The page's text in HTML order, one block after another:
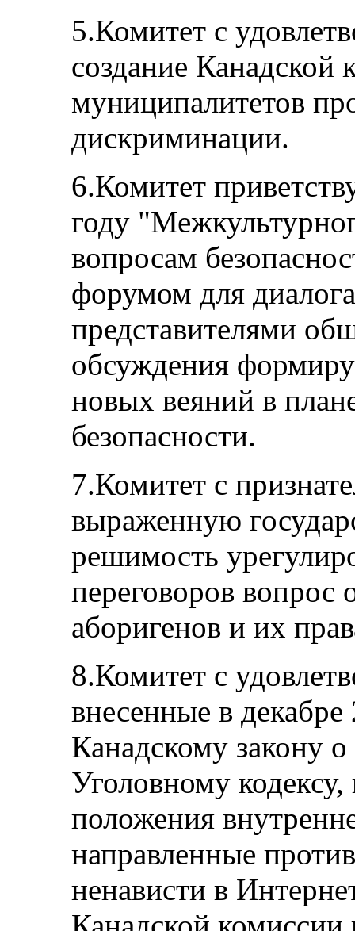
5.Комитет с
создание Канадской
муниципалитетов
дискриминации.
6.Комитет
году
вопросам
форумом для
представителями
обсуждения
новых веяний в
безопасности.
7.Комитет с
выраженную
решимость
переговоров вопрос
аборигенов и их
8.Комитет с
внесенные в
Канадскому закону
Уголовному
положения
направленные
ненависти в